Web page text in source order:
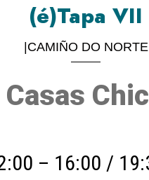
(é)Tapa VII
|CAMIÑO DO NORTE
Casas
– 16:00 /